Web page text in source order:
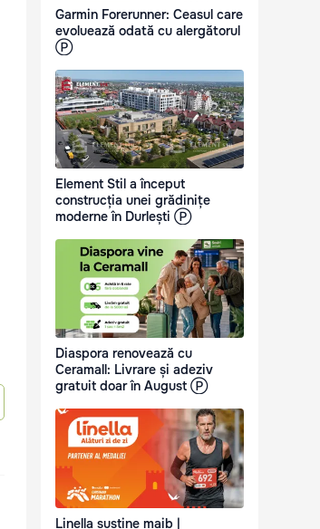
Garmin Forerunner: Ceasul care
evoluează odată cu alergătorul
Ⓟ
Element Stil a început
construcția unei grădinițe
moderne în Durlești Ⓟ
Diaspora renovează cu
Ceramall: Livrare și adeziv
gratuit doar în August Ⓟ
Linella susține maib |